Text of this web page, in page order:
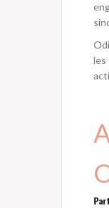
les